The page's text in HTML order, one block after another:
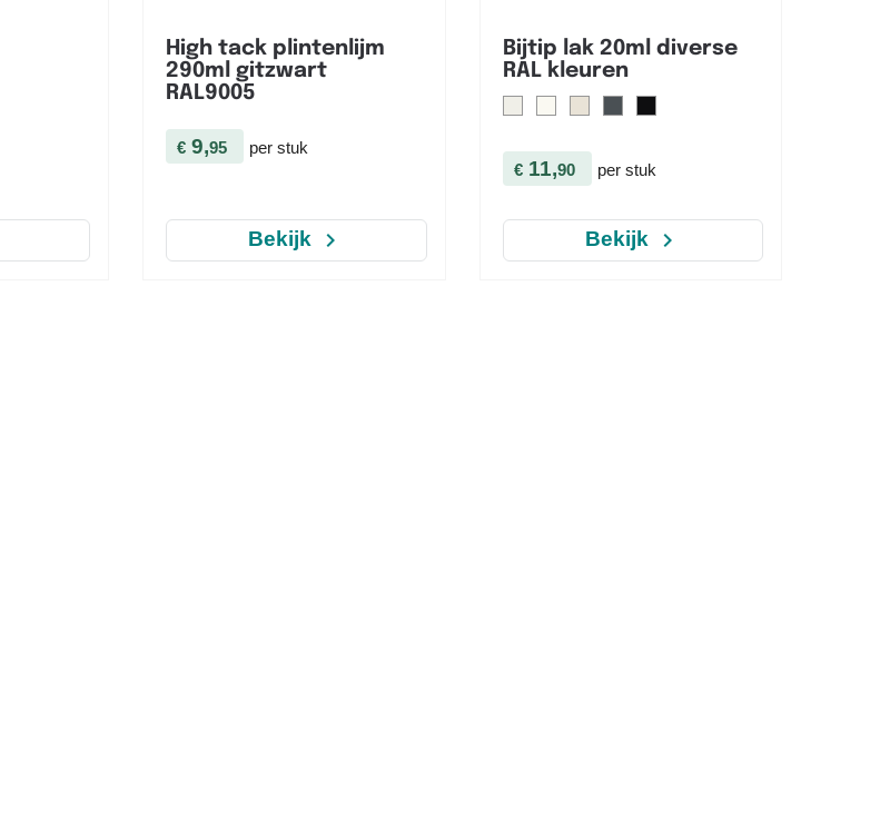
High tack plintenlijm
290ml gitzwart
RAL9005
€ 9,95 per stuk
Bekijk navigate_next
Bijtip lak 20ml diverse
RAL kleuren
€11,90 per stuk
Bekijk navigate_next